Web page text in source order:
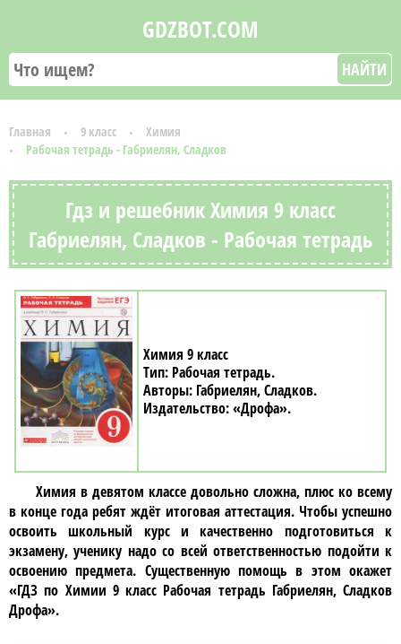
GDZBOT.COM
НАЙТИ
Главная 9 класс
Химия
Рабочая тетрадь - Габриелян, Сладков
Гдз и решебник Химия 9 класс
Габриелян, Сладков - Рабочая тетрадь
Химия 9 класс
Рабочая тетрадь
Габриелян, Сладков
«Дрофа»
Химия в девятом классе довольно сложна, плюс ко всему
в конце года ребят ждёт итоговая аттестация. Чтобы успешно
освоить школьный курс и качественно подготовиться к
экзамену, ученику надо со всей ответственностью подойти к
освоению предмета. Существенную помощь в этом окажет
«ГДЗ по Химии 9 класс Рабочая тетрадь Габриелян, Сладков
Дрофа».